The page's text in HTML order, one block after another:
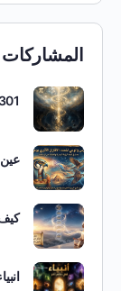
المشاركات
301 أزمة الأنطولوجيا الرياضية (بين الاختراع…
كيف